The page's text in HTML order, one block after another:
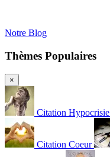
Notre Blog
Thèmes Populaires
×
Citation Hypocrisie
Citation Coeur